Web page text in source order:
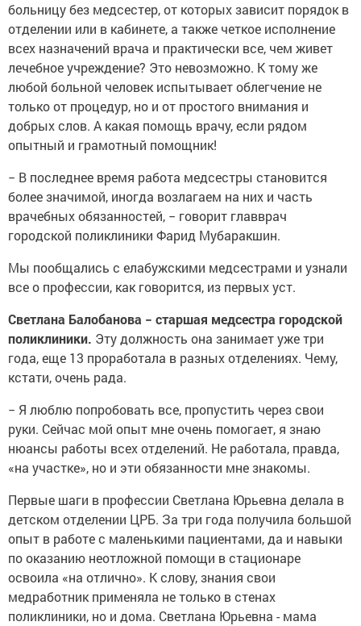
больницу без медсестер, от которых зависит порядок в
отделении или в кабинете, а также четкое исполнение
всех назначений врача и практически все, чем живет
лечебное учреждение? Это невозможно. К тому же
любой больной человек испытывает облегчение не
только от процедур, но и от простого внимания и
добрых слов. А какая помощь врачу, если рядом
опытный и грамотный помощник!
− В последнее время работа медсестры становится
более значимой, иногда возлагаем на них и часть
врачебных обязанностей, − говорит главврач
городской поликлиники Фарид Мубаракшин.
Мы пообщались с елабужскими медсестрами и узнали
все о профессии, как говорится, из первых уст.
Светлана Балобанова − старшая медсестра городской
поликлиники. Эту должность она занимает уже три
года, еще 13 проработала в разных отделениях. Чему,
кстати, очень рада.
− Я люблю попробовать все, пропустить через свои
руки. Сейчас мой опыт мне очень помогает, я знаю
нюансы работы всех отделений. Не работала, правда,
«на участке», но и эти обязанности мне знакомы.
Первые шаги в профессии Светлана Юрьевна делала в
детском отделении ЦРБ. За три года получила большой
опыт в работе с маленькими пациентами, да и навыки
по оказанию неотложной помощи в стационаре
освоила «на отлично». К слову, знания свои
медработник применяла не только в стенах
поликлиники, но и дома. Светлана Юрьевна - мама